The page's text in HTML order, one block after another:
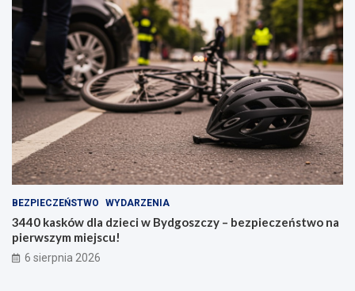
BEZPIECZEŃSTWO WYDARZENIA
3440 kasków dla dzieci w Bydgoszczy – bezpieczeństwo na
pierwszym miejscu!
6 sierpnia 2026